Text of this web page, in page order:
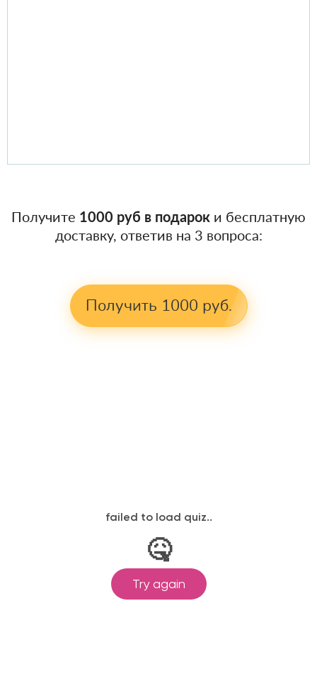
Получите 1000 руб в подарок и бесплатную
доставку, ответив на 3 вопроса:
Получить 1000 руб.